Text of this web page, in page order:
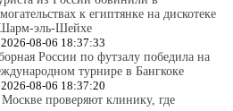
к египтянке на дискотеке
эль-Шейхе
2026-08-06 18:37:33
России по футзалу победила на
турнире в Бангкоке
2026-08-06 18:37:20
проверяют клинику, где